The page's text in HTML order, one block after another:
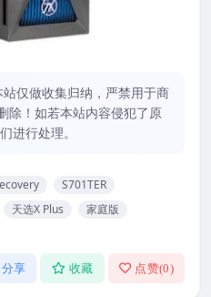
仅做收集归纳，严禁用于商
除！如若本站内容侵犯了原
进行处理。
S701TER
天选X Plus
家庭版
分享 收藏 点赞(0)